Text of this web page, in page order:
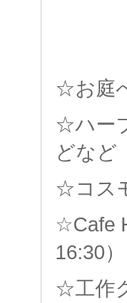
☆お庭
☆ハー
どな
☆コス
☆Cafe
16:30
☆工作